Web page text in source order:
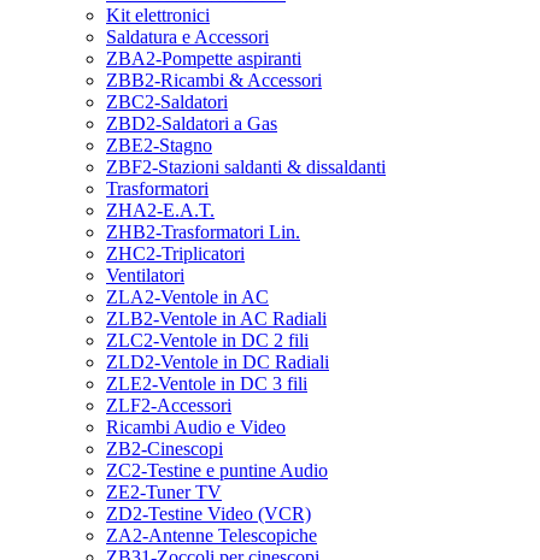
Kit elettronici
Saldatura e Accessori
ZBA2-Pompette aspiranti
ZBB2-Ricambi & Accessori
ZBC2-Saldatori
ZBD2-Saldatori a Gas
ZBE2-Stagno
ZBF2-Stazioni saldanti & dissaldanti
Trasformatori
ZHA2-E.A.T.
ZHB2-Trasformatori Lin.
ZHC2-Triplicatori
Ventilatori
ZLA2-Ventole in AC
ZLB2-Ventole in AC Radiali
ZLC2-Ventole in DC 2 fili
ZLD2-Ventole in DC Radiali
ZLE2-Ventole in DC 3 fili
ZLF2-Accessori
Ricambi Audio e Video
ZB2-Cinescopi
ZC2-Testine e puntine Audio
ZE2-Tuner TV
ZD2-Testine Video (VCR)
ZA2-Antenne Telescopiche